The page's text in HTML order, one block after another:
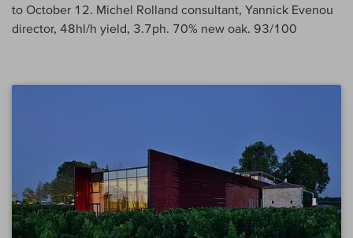
to October 12. Michel Rolland consultant, Yannick Evenou
director, 48hl/h yield, 3.7ph. 70% new oak. 93/100